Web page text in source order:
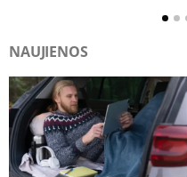
NAUJIENOS